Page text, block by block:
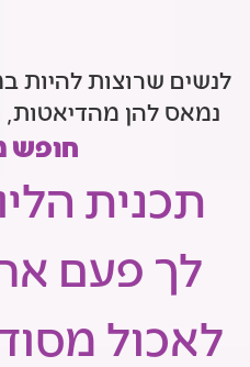
לנשים שרוצות להיות
נמאס להן מהדיאטות,
חופש
תכנית
לך פעם
לאכול